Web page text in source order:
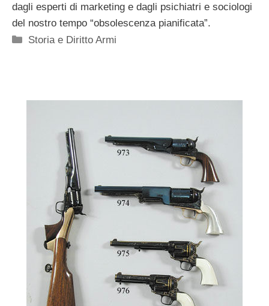
dagli esperti di marketing e dagli psichiatri e sociologi
del nostro tempo “obsolescenza pianificata”.
Categorie
Storia e Diritto Armi